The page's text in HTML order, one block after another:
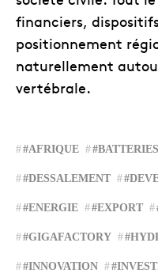
financiers,
positionnement
naturellement
vertébrale.
#AFRIQUE #BATTERIES
#DESSALEMENT
#ENERGIE #EXPORT
#GIGAFACTORY
#INNOVATION